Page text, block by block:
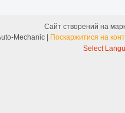
Сайт створений на
Поскаржитися на
Select